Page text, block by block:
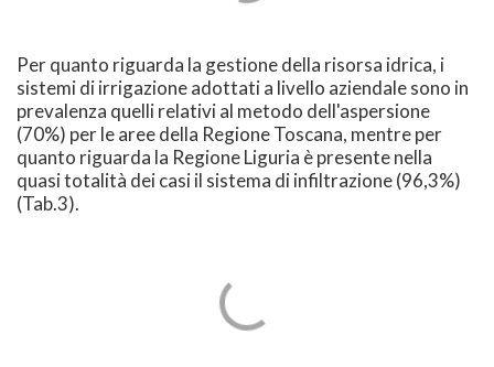
Per quanto riguarda la gestione della risorsa idrica, i
sistemi di irrigazione adottati a livello aziendale sono in
prevalenza quelli relativi al metodo dell'aspersione
(70%) per le aree della Regione Toscana, mentre per
quanto riguarda la Regione Liguria è presente nella
quasi totalità dei casi il sistema di infiltrazione (96,3%)
(Tab.3).